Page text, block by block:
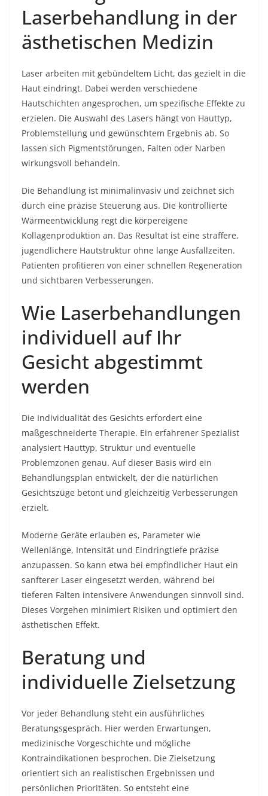
Laserbehandlung in der
ästhetischen Medizin
Laser arbeiten mit gebündeltem Licht, das gezielt in die
Haut eindringt. Dabei werden verschiedene
Hautschichten angesprochen, um spezifische Effekte zu
erzielen. Die Auswahl des Lasers hängt von Hauttyp,
Problemstellung und gewünschtem Ergebnis ab. So
lassen sich Pigmentstörungen, Falten oder Narben
wirkungsvoll behandeln.
Die Behandlung ist minimalinvasiv und zeichnet sich
durch eine präzise Steuerung aus. Die kontrollierte
Wärmeentwicklung regt die körpereigene
Kollagenproduktion an. Das Resultat ist eine straffere,
jugendlichere Hautstruktur ohne lange Ausfallzeiten.
Patienten profitieren von einer schnellen Regeneration
und sichtbaren Verbesserungen.
Wie Laserbehandlungen
individuell auf Ihr
Gesicht abgestimmt
werden
Die Individualität des Gesichts erfordert eine
maßgeschneiderte Therapie. Ein erfahrener Spezialist
analysiert Hauttyp, Struktur und eventuelle
Problemzonen genau. Auf dieser Basis wird ein
Behandlungsplan entwickelt, der die natürlichen
Gesichtszüge betont und gleichzeitig Verbesserungen
erzielt.
Moderne Geräte erlauben es, Parameter wie
Wellenlänge, Intensität und Eindringtiefe präzise
anzupassen. So kann etwa bei empfindlicher Haut ein
sanfterer Laser eingesetzt werden, während bei
tieferen Falten intensivere Anwendungen sinnvoll sind.
Dieses Vorgehen minimiert Risiken und optimiert den
ästhetischen Effekt.
Beratung und
individuelle Zielsetzung
Vor jeder Behandlung steht ein ausführliches
Beratungsgespräch. Hier werden Erwartungen,
medizinische Vorgeschichte und mögliche
Kontraindikationen besprochen. Die Zielsetzung
orientiert sich an realistischen Ergebnissen und
persönlichen Prioritäten. So entsteht eine